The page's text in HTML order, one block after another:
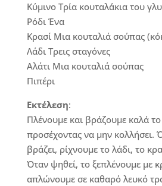
Κύμινο Τρία κουταλάκια του
Ρόδι Ένα
Κρασί Μια κουταλιά σούπας
Λάδι Τρεις σταγόνες
Αλάτι Μια κουταλιά σούπας
Πιπέρι
Εκτέλεση:
Πλένουμε και βράζουμε καλά το
προσέχοντας να μην κολλήσει.
βράζει, ρίχνουμε το λάδι, το
Όταν ψηθεί, το ξεπλένουμε με
απλώνουμε σε καθαρό λευκό